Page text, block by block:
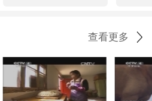
查看更多